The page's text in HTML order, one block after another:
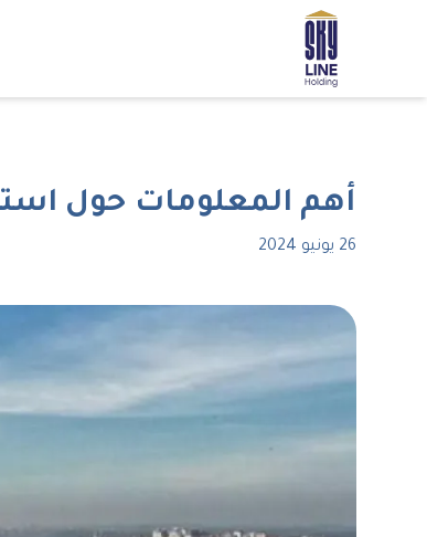
أهم المعلومات حول
26 يونيو 2024